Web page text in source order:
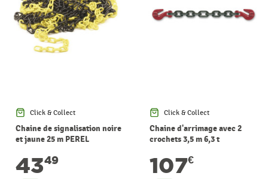
Click & Collect
Chaine de signalisation noire
et jaune 25 m PEREL
4349
Click & Collect
Chaine d'arrimage avec 2
crochets 3,5 m 6,3 t
107€